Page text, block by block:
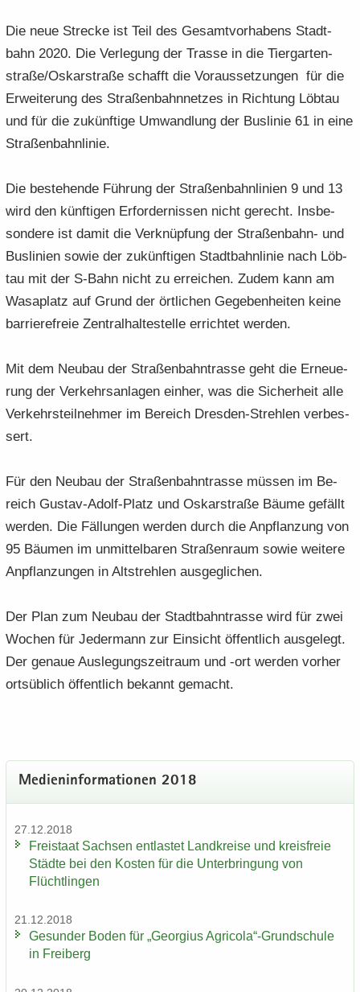
Die neue Stre­cke ist Teil des Ge­samt­vor­ha­bens Stadt­
bahn 2020. Die Ver­le­gung der Tras­se in die Tier­gar­ten­
stra­ße/Os­kar­stra­ße schafft die Vor­aus­set­zun­gen für die
Er­wei­te­rung des Stra­ßen­bahn­net­zes in Rich­tung Löb­tau
und für die zu­künf­ti­ge Um­wand­lung der Bus­li­nie 61 in eine
Stra­ßen­bahn­li­nie.
Die be­stehen­de Füh­rung der Stra­ßen­bahn­li­ni­en 9 und 13
wird den künf­ti­gen Er­for­der­nis­sen nicht ge­recht. Ins­be­
son­de­re ist damit die Ver­knüp­fung der Straßenbahn-​ und
Bus­li­ni­en sowie der zu­künf­ti­gen Stadt­bahn­li­nie nach Löb­
tau mit der S-​Bahn nicht zu er­rei­chen. Zudem kann am
Wa­sa­platz auf Grund der ört­li­chen Ge­ge­ben­hei­ten keine
bar­rie­re­freie Zen­tral­hal­te­stel­le er­rich­tet wer­den.
Mit dem Neu­bau der Stra­ßen­bahn­tras­se geht die Er­neue­
rung der Ver­kehrs­an­la­gen ein­her, was die Si­cher­heit alle
Ver­kehrs­teil­neh­mer im Be­reich Dresden-​Strehlen ver­bes­
sert.
Für den Neu­bau der Stra­ßen­bahn­tras­se müs­sen im Be­
reich Gustav-​Adolf-Platz und Os­kar­stra­ße Bäume ge­fällt
wer­den. Die Fäl­lun­gen wer­den durch die An­pflan­zung von
95 Bäu­men im un­mit­tel­ba­ren Stra­ßen­raum sowie wei­te­re
An­pflan­zun­gen in Alt­streh­len aus­ge­gli­chen.
Der Plan zum Neu­bau der Stadt­bahn­tras­se wird für zwei
Wo­chen für Je­der­mann zur Ein­sicht öf­fent­lich aus­ge­legt.
Der ge­naue Aus­le­gungs­zeit­raum und -ort wer­den vor­her
orts­üb­lich öf­fent­lich be­kannt ge­macht.
Me­di­en­in­for­ma­tio­nen 2018
27.12.2018
Frei­staat Sach­sen ent­las­tet Land­krei­se und kreis­freie
Städ­te bei den Kos­ten für die Un­ter­brin­gung von
Flücht­lin­gen
21.12.2018
Ge­sun­der Boden für „Ge­or­gi­us Agri­co­la“-​Grundschule
in Frei­berg